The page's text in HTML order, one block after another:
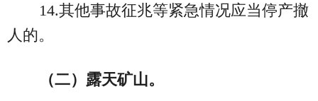
14.其他事故征兆等紧急情况应当停产撤
人的。
（二）露天矿山。